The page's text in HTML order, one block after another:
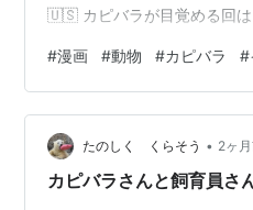
🇺🇸 カピバラが目覚める回
#漫画 #動物 #カピバラ #
たのしく くらそう • 2ヶ
カピバラさんと飼育員さ